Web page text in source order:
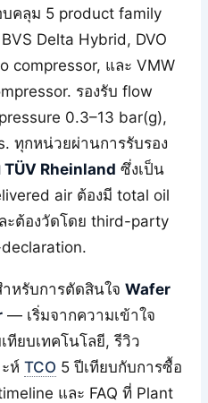
บคลุม 5 product family
Delta Hybrid, DVO
compressor, และ VMW
รองรับ flow
0.3–13 bar(g),
ทุกหน่วยผ่านการรับรอง
TÜV Rheinland ซึ่งเป็น
air ต้องมี total oil
ะต้องวัดโดย third-party
หรับการตัดสินใจWafer
— เริ่มจากความเข้าใจ
ทียบเทคโนโลยี, รีวิว
ะห์TCO 5 ปีเทียบกับการซื้อ
และ FAQ ที่ Plant